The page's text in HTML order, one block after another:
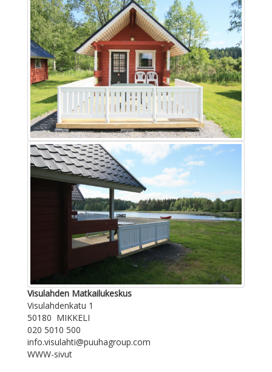
Visulahden Matkailukeskus
Visulahdenkatu 1
50180 MIKKELI
020 5010 500
info.visulahti@puuhagroup.com
WWW-sivut